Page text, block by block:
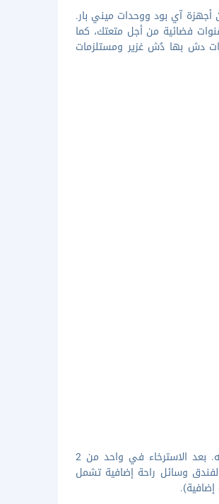
على وحدات شحن أجهزة آي بود ووحدات ميني بار.
مفروشة. يتم توفير تلفزيونات إل إي دي 60 بوصة تعرض قنوات فضائية من أجل متعتك، كما
دش بها دُش غزير ومستلزمات
دلل نفسك بزيارة إلى النادي الصحي للاستمتاع بخدمات جلسات التدليك وعلاجات الجسم وعلاجات الوجه. بعد الاسترخاء في واحد من 2
وسائل راحة إضافية تشمل